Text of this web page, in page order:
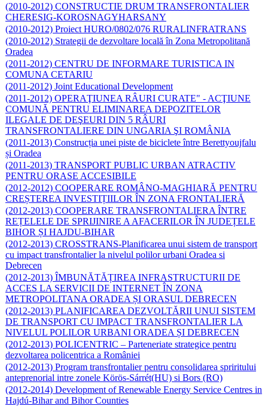
(2010-2012) CONSTRUCTIE DRUM TRANSFRONTALIER
CHERESIG-KOROSNAGYHARSANY
(2010-2012) Proiect HURO/0802/076 RURALINFRATRANS
(2010-2012) Strategii de dezvoltare locală în Zona Metropolitană
Oradea
(2011-2012) CENTRU DE INFORMARE TURISTICA IN
COMUNA CETARIU
(2011-2012) Joint Educational Development
(2011-2012) OPERAŢIUNEA RÂURI CURATE" - ACŢIUNE
COMUNĂ PENTRU ELIMINAREA DEPOZITELOR
ILEGALE DE DEŞEURI DIN 5 RÂURI
TRANSFRONTALIERE DIN UNGARIA ŞI ROMÂNIA
(2011-2013) Construcția unei piste de biciclete între Berettyoujfalu
și Oradea
(2011-2013) TRANSPORT PUBLIC URBAN ATRACTIV
PENTRU ORASE ACCESIBILE
(2012-2012) COOPERARE ROMÂNO-MAGHIARĂ PENTRU
CREȘTEREA INVESTIȚIILOR ÎN ZONA FRONTALIERĂ
(2012-2013) COOPERARE TRANSFRONTALIERA ÎNTRE
REȚELELE DE SPRIJINIRE A AFACERILOR ÎN JUDEȚELE
BIHOR ȘI HAJDU-BIHAR
(2012-2013) CROSSTRANS-Planificarea unui sistem de transport
cu impact transfrontalier la nivelul polilor urbani Oradea si
Debrecen
(2012-2013) ÎMBUNĂTĂȚIREA INFRASTRUCTURII DE
ACCES LA SERVICII DE INTERNET ÎN ZONA
METROPOLITANA ORADEA ȘI ORASUL DEBRECEN
(2012-2013) PLANIFICAREA DEZVOLTĂRII UNUI SISTEM
DE TRANSPORT CU IMPACT TRANSFRONTALIER LA
NIVELUL POLILOR URBANI ORADEA ȘI DEBRECEN
(2012-2013) POLICENTRIC – Parteneriate strategice pentru
dezvoltarea policentrica a României
(2012-2013) Program transfrontalier pentru consolidarea spriritului
anteprenorial intre zonele Körös-Sárrét(HU) si Bors (RO)
(2012-2014) Development of Renewable Energy Service Centres in
Hajdú-Bihar and Bihor Counties